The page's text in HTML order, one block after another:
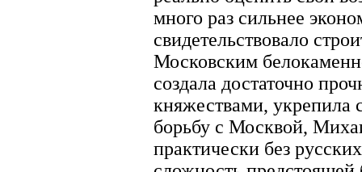
много раз сильнее
свидетельствовало
Московским
создала достаточно
княжествами, укрепила
борьбу с Москвой,
практически без